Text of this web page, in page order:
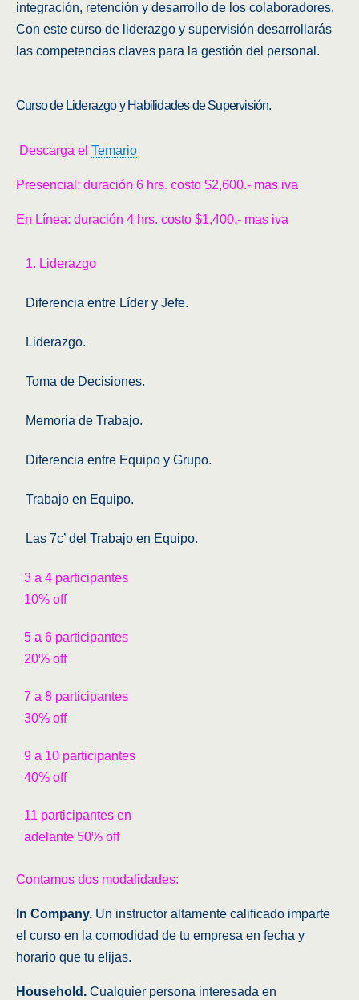
integración, retención y desarrollo de los colaboradores.
Con este curso de liderazgo y supervisión desarrollarás
las competencias claves para la gestión del personal.
Curso de Liderazgo y Habilidades de Supervisión.
Descarga el Temario
Presencial: duración 6 hrs. costo $2,600.- mas iva
En Línea: duración 4 hrs. costo $1,400.- mas iva
1. Liderazgo
Diferencia entre Líder y Jefe.
Liderazgo.
Toma de Decisiones.
Memoria de Trabajo.
Diferencia entre Equipo y Grupo.
Trabajo en Equipo.
Las 7c’ del Trabajo en Equipo.
3 a 4 participantes
10% off
5 a 6 participantes
20% off
7 a 8 participantes
30% off
9 a 10 participantes
40% off
11 participantes en
adelante 50% off
Contamos dos modalidades:
In Company. Un instructor altamente calificado imparte
el curso en la comodidad de tu empresa en fecha y
horario que tu elijas.
Household. Cualquier persona interesada en